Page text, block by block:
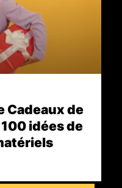
Cadeaux de
idées de